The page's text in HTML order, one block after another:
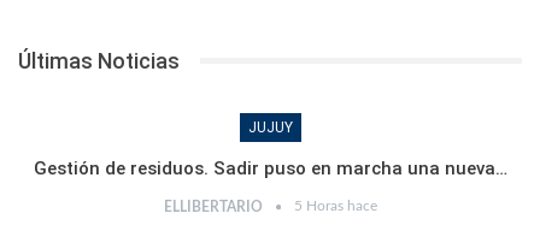
Últimas Noticias
JUJUY
Gestión de residuos. Sadir puso en marcha una nueva…
ELLIBERTARIO 5 Horas hace